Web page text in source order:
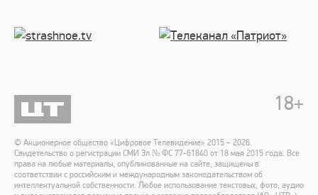
© Акционерное общество «Цифровое Телевидение» 2015 – 2026.
Свидетельство о регистрации СМИ Эл № ФС 77-61840 от 18 мая 2015 года. Все
права на любые материалы, опубликованные на сайте, защищены в
соответствии с российским и международным законодательством об
интеллектуальной собственности. Любое использование текстовых, фото, аудио
18+